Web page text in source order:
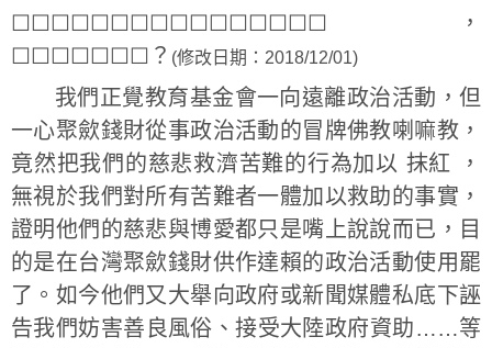
☐☐☐☐☐☐☐☐☐☐☐☐☐☐☐☐，
☐☐☐☐☐☐☐？ (修改日期：2018/12/01)
我們正覺教育基金會一向遠離政治活動，但
一心聚歛錢財從事政治活動的冒牌佛教喇嘛教，
竟然把我們的慈悲救濟苦難的行為加以 抹紅 ，
無視於我們對所有苦難者一體加以救助的事實，
證明他們的慈悲與博愛都只是嘴上說說而已，目
的是在台灣聚歛錢財供作達賴的政治活動使用罷
了。如今他們又大舉向政府或新聞媒體私底下誣
告我們妨害善良風俗、接受大陸政府資助……等